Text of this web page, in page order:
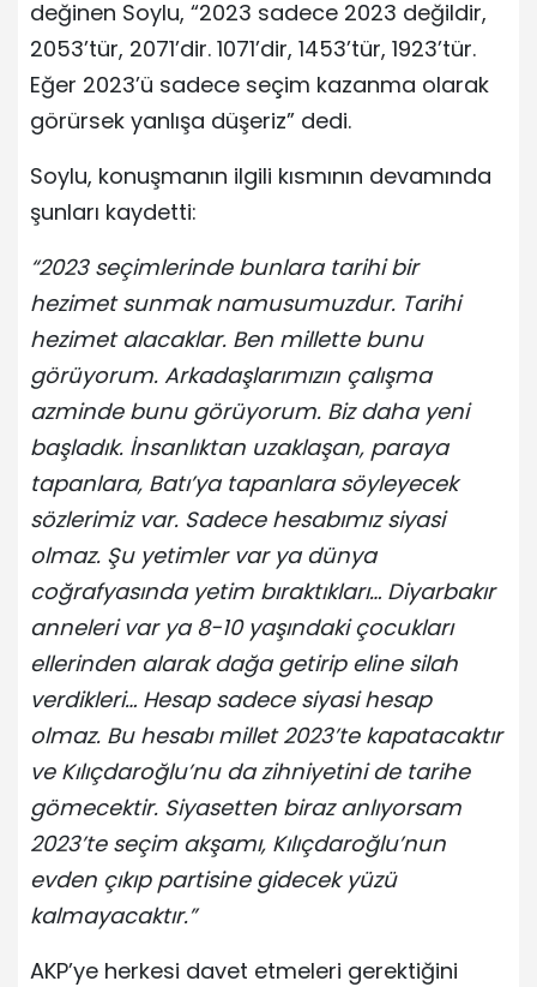
değinen Soylu, “2023 sadece 2023 değildir,
2053’tür, 2071’dir. 1071’dir, 1453’tür, 1923’tür.
Eğer 2023’ü sadece seçim kazanma olarak
görürsek yanlışa düşeriz” dedi.
Soylu, konuşmanın ilgili kısmının devamında
şunları kaydetti:
“2023 seçimlerinde bunlara tarihi bir
hezimet sunmak namusumuzdur. Tarihi
hezimet alacaklar. Ben millette bunu
görüyorum. Arkadaşlarımızın çalışma
azminde bunu görüyorum. Biz daha yeni
başladık. İnsanlıktan uzaklaşan, paraya
tapanlara, Batı’ya tapanlara söyleyecek
sözlerimiz var. Sadece hesabımız siyasi
olmaz. Şu yetimler var ya dünya
coğrafyasında yetim bıraktıkları… Diyarbakır
anneleri var ya 8-10 yaşındaki çocukları
ellerinden alarak dağa getirip eline silah
verdikleri… Hesap sadece siyasi hesap
olmaz. Bu hesabı millet 2023’te kapatacaktır
ve Kılıçdaroğlu’nu da zihniyetini de tarihe
gömecektir. Siyasetten biraz anlıyorsam
2023’te seçim akşamı, Kılıçdaroğlu’nun
evden çıkıp partisine gidecek yüzü
kalmayacaktır.”
AKP’ye herkesi davet etmeleri gerektiğini